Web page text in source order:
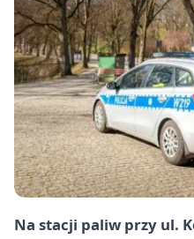
Na stacji paliw przy ul.